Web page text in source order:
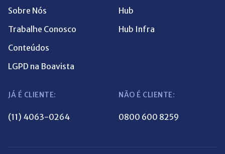
Sobre Nós
Trabalhe Conosco
Conteúdos
LGPD na Boavista
Hub
Hub Infra
JÁ É CLIENTE:
(11) 4063-0264
NÃO É CLIENTE:
0800 600 8259